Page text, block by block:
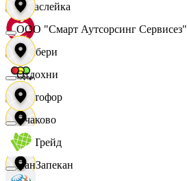
Саваслейка
Самбери
Светофор
СетТрейд
ООО "Смарт Аутсорсинг Сервисез"
Отдохни
Очаково
ПанЗапекан